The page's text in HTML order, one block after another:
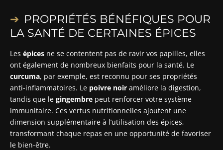
PROPRIÉTÉS BÉNÉFIQUES POUR
LA SANTÉ DE CERTAINES ÉPICES
Les épices ne se contentent pas de ravir vos papilles, elles
ont également de nombreux bienfaits pour la santé. Le
curcuma, par exemple, est reconnu pour ses propriétés
anti-inflammatoires. Le poivre noir améliore la digestion,
tandis que le gingembre peut renforcer votre système
immunitaire. Ces vertus nutritionnelles ajoutent une
dimension supplémentaire à l’utilisation des épices,
transformant chaque repas en une opportunité de favoriser
le bien-être.